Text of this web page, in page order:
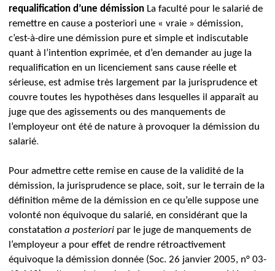
requalification d’une démission La faculté pour le salarié de
remettre en cause a posteriori une « vraie » démission,
c’est-à-dire une démission pure et simple et indiscutable
quant à l’intention exprimée, et d’en demander au juge la
requalification en un licenciement sans cause réelle et
sérieuse, est admise très largement par la jurisprudence et
couvre toutes les hypothèses dans lesquelles il apparaît au
juge que des agissements ou des manquements de
l’employeur ont été de nature à provoquer la démission du
salarié.
Pour admettre cette remise en cause de la validité de la
démission, la jurisprudence se place, soit, sur le terrain de la
définition même de la démission en ce qu’elle suppose une
volonté non équivoque du salarié, en considérant que la
constatation a posteriori par le juge de manquements de
l’employeur a pour effet de rendre rétroactivement
équivoque la démission donnée (Soc. 26 janvier 2005, n° 03-